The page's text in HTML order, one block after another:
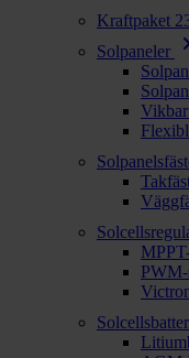
Kraftpaket
Solpaneler